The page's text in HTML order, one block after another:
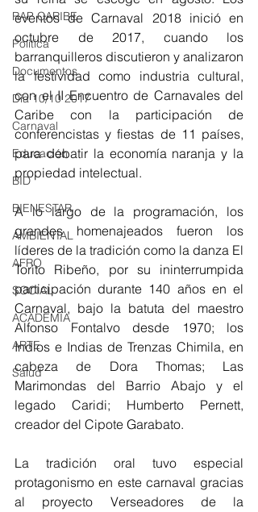
RAP CARIBE
Política
Documentos
Día 10/10 2017
Carnaval
Educación
BID
BIENESTAR
AMBIENTAL
AFRO
SOCIAL
ACADEMIA
ARTE
Salud
eventos de Carnaval 2018 inició en
octubre de 2017, cuando los
barranquilleros discutieron y analizaron
la festividad como industria cultural,
con el II Encuentro de Carnavales del
Caribe con la participación de
conferencistas y fiestas de 11 países,
para debatir la economía naranja y la
propiedad intelectual.
A lo largo de la programación, los
grandes homenajeados fueron los
líderes de la tradición como la danza El
Torito Ribeño, por su ininterrumpida
participación durante 140 años en el
Carnaval, bajo la batuta del maestro
Alfonso Fontalvo desde 1970; los
Indios e Indias de Trenzas Chimila, en
cabeza de Dora Thomas; Las
Marimondas del Barrio Abajo y el
legado Caridi; Humberto Pernett,
creador del Cipote Garabato.
La tradición oral tuvo especial
protagonismo en este carnaval gracias
al proyecto Verseadores de la